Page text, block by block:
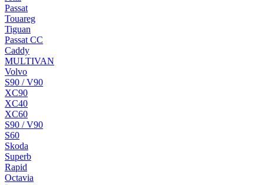
Passat
Touareg
Tiguan
Passat CC
Caddy
MULTIVAN
Volvo
S90 / V90
XC90
XC40
XC60
S90 / V90
S60
Skoda
Superb
Rapid
Octavia